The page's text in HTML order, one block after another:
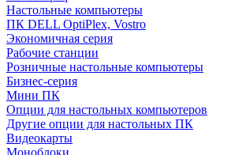
Настольные компьютеры
ПК DELL OptiPlex, Vostro
Экономичная серия
Рабочие станции
Розничные настольные компьютеры
Бизнес-серия
Мини ПК
Опции для настольных компьютеров
Другие опции для настольных ПК
Видеокарты
Моноблоки